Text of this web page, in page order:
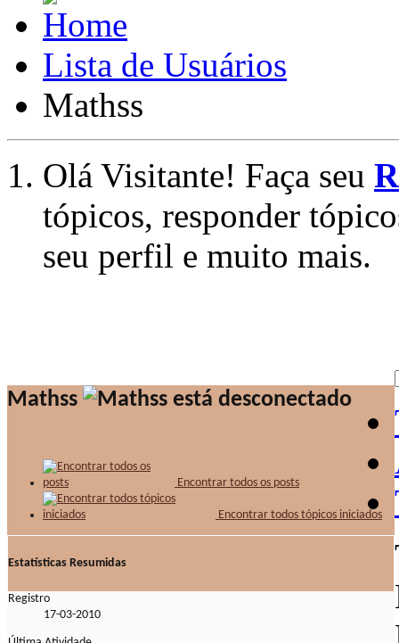
Lista de Usuários
Mathss
Olá Visitante! Faça seu
tópicos, responder
seu perfil e muito mais.
Mathss
Encontrar todos os posts
Encontrar todos tópicos iniciados
Estatísticas Resumidas
Registro
17-03-2010